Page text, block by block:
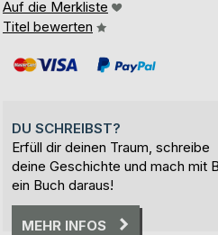
Auf die Merkliste
Titel bewerten
DU SCHREIBST?
Erfüll dir deinen Traum, schreibe
deine Geschichte und mach mit
ein Buch daraus!
MEHR INFOS